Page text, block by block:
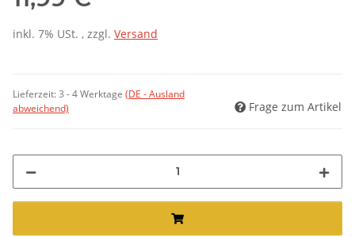
inkl. 7% USt. , zzgl. Versand
Lieferzeit:3 - 4 Werktage (DE - Ausland
abweichend)
Frage zum Artikel